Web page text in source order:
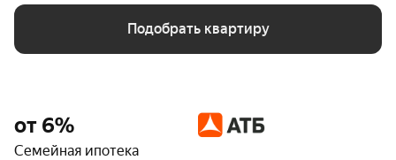
Подобрать квартиру
от 6%
Семейная ипотека